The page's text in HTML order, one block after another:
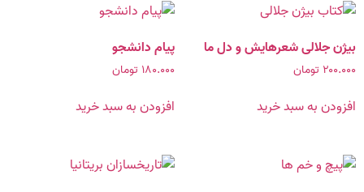
بیژن جلالی شعرهایش و دل ما
۲۰۰.۰۰۰ تومان
افزودن به سبد خرید
پیام دانشجو
۱۸۰.۰۰۰ تومان
افزودن به سبد خرید